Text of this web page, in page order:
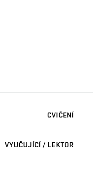
CVIČENÍ
VYUČUJÍCÍ / LEKTOR